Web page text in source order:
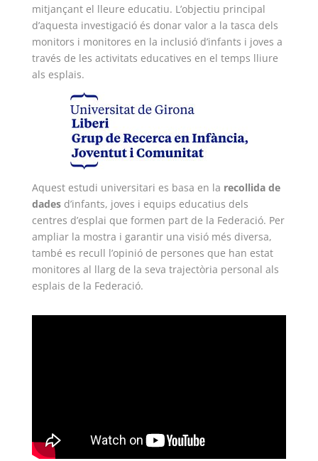
mitjançant el lleure educatiu. L’objectiu principal
d’aquesta investigació és donar valor a la tasca dels
monitors i monitores en la inclusió d’infants i joves a
través de les activitats educatives en el temps lliure
als esplais.
Aquest estudi universitari es basa en la recollida de
dadesd’infants, joves i equips educatius dels
centres d’esplai que formen part de la Federació. Per
ampliar la mostra i garantir una visió més diversa,
també es recull l’opinió de persones que han estat
monitores al llarg de la seva trajectòria personal als
esplais de la Federació.
La Fundació
L'equip
Missió i valors
Els comptes clars
Memòria d'activitats
Proposta educativa
ACTUALITAT
Notícies
Butlletins
Diari de la Fundació
Fes un donatiu